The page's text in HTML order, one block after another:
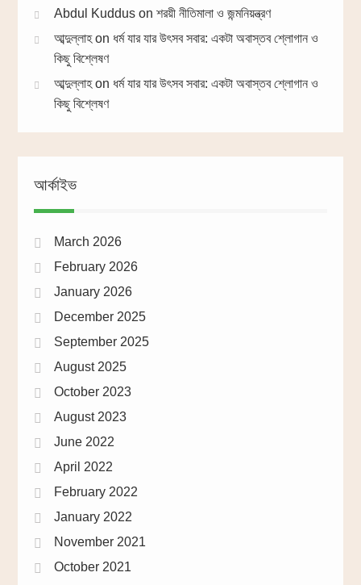
Abdul Kudduson শরয়ী নীতিমালা ও জন্মনিয়ন্ত্রণ
আব্দুল্লাহon ধর্ম যার যার উৎসব সবার: একটা অবাস্তব শ্লোগান ও
কিছু বিশ্লেষণ
আব্দুল্লাহon ধর্ম যার যার উৎসব সবার: একটা অবাস্তব শ্লোগান ও
কিছু বিশ্লেষণ
আর্কাইভ
March 2026
February 2026
January 2026
December 2025
September 2025
August 2025
October 2023
August 2023
June 2022
April 2022
February 2022
January 2022
November 2021
October 2021